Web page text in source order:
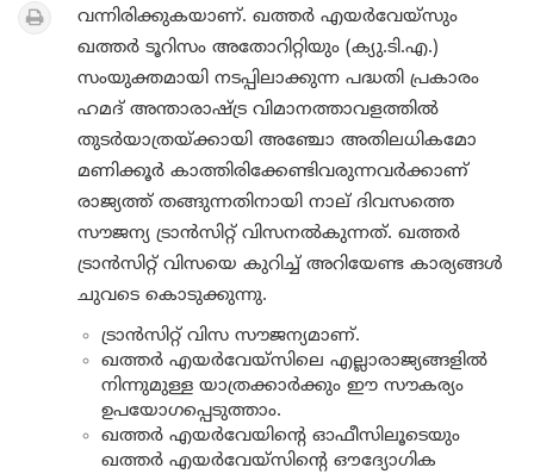
വന്നിരിക്കുകയാണ്. ഖത്തര്‍ എയര്‍വേയ്‌സും
ഖത്തര്‍ ടൂറിസം അതോറിറ്റിയും (ക്യു.ടി.എ.)
സംയുക്തമായി നടപ്പിലാക്കുന്ന പദ്ധതി പ്രകാരം
ഹമദ് അന്താരാഷ്ട്ര വിമാനത്താവളത്തില്‍
തുടര്‍യാത്രയ്ക്കായി അഞ്ചോ അതിലധികമോ
മണിക്കൂര്‍ കാത്തിരിക്കേണ്ടിവരുന്നവര്‍ക്കാണ്
രാജ്യത്ത് തങ്ങുന്നതിനായി നാല് ദിവസത്തെ
സൗജന്യ ട്രാന്‍സിറ്റ് വിസനല്‍കുന്നത്. ഖത്തർ
ട്രാന്‍സിറ്റ് വിസയെ കുറിച്ച് അറിയേണ്ട കാര്യങ്ങൾ
ചുവടെ കൊടുക്കുന്നു.
ട്രാന്‍സിറ്റ് വിസ സൗജന്യമാണ്.
ഖത്തര്‍ എയര്‍വേയ്‌സിലെ എല്ലാരാജ്യങ്ങളില്‍
നിന്നുമുള്ള യാത്രക്കാര്‍ക്കും ഈ സൗകര്യം
ഉപയോഗപ്പെടുത്താം.
ഖത്തർ എയർവേയിന്റെ ഓഫീസിലൂടെയും
ഖത്തർ എയർവേയ്സിന്റെ ഔദ്യോഗിക